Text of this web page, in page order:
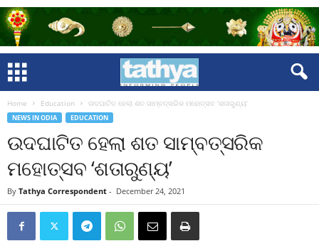
Home Education ଉଦଘାଟିତ ହେଲା ଶତ ସାମ୍ବତ୍ସରିକ ମହୋତ୍ସବ ‘ଶତାରୁଣ୍ୟ’
NEWS IN ODIA EDUCATION
ଉଦଘାଟିତ ହେଲା ଶତ ସାମ୍ବତ୍ସରିକ
ମହୋତ୍ସବ ‘ଶତାରୁଣ୍ୟ’
By Tathya Correspondent - December 24, 2021